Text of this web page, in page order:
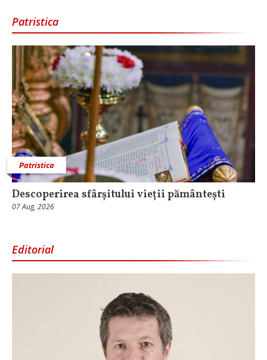
Patristica
Patristica
Descoperirea sfârșitului vieții pământești
07 Aug, 2026
Editorial